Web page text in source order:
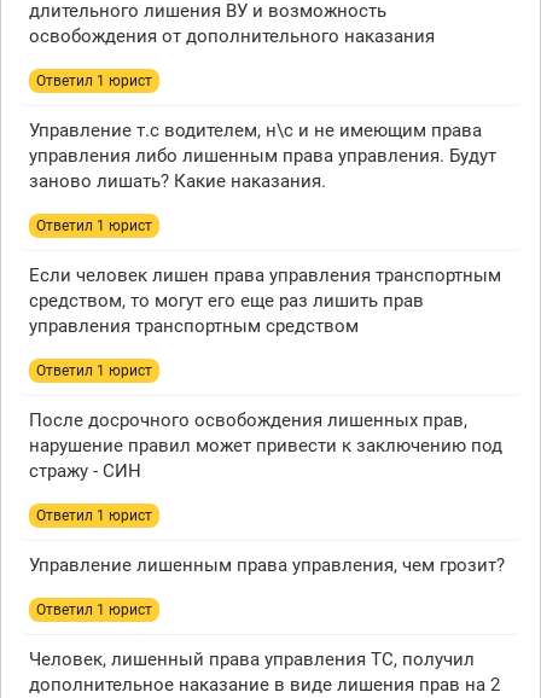
длительного лишения ВУ и возможность
освобождения от дополнительного наказания
Ответил 1 юрист
Управление т.с водителем, н\с и не имеющим права
управления либо лишенным права управления. Будут
заново лишать? Какие наказания.
Ответил 1 юрист
Если человек лишен права управления транспортным
средством, то могут его еще раз лишить прав
управления транспортным средством
Ответил 1 юрист
После досрочного освобождения лишенных прав,
нарушение правил может привести к заключению под
стражу - СИН
Ответил 1 юрист
Управление лишенным права управления, чем грозит?
Ответил 1 юрист
Человек, лишенный права управления ТС, получил
дополнительное наказание в виде лишения прав на 2